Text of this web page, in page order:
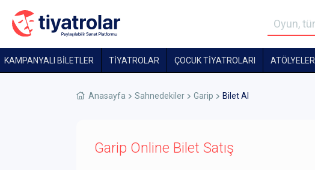
KAMPANYALI BİLETLER TİYATROLAR ÇOCUK TIYATROLARI ATÖLYELER
Anasayfa Sahnedekiler Garip Bilet Al
Garip Online Bilet Satış